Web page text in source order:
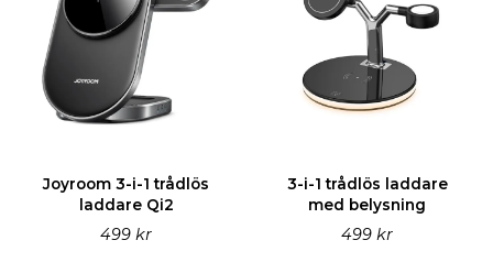
Joyroom 3-i-1 trådlös
laddare Qi2
499 kr
3-i-1 trådlös laddare
med belysning
499 kr